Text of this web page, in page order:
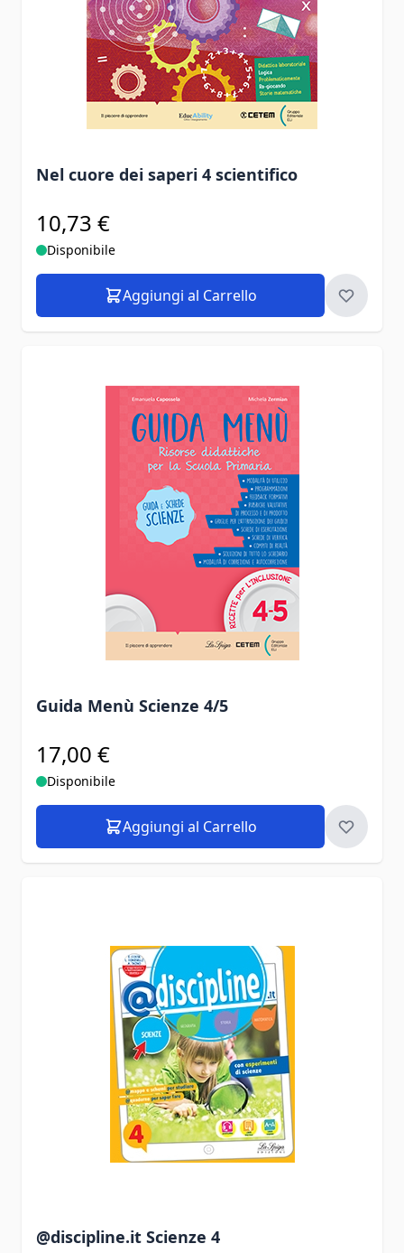
Nel cuore dei saperi 4 scientifico
10,73 €
Disponibile
Aggiungi al Carrello
Guida Menù Scienze 4/5
17,00 €
Disponibile
Aggiungi al Carrello
@discipline.it Scienze 4